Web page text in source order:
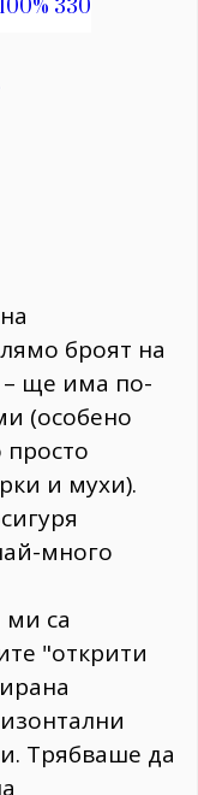
броят на
– ще има по-
(особено
просто
и мухи).
много
са
"открити
Трябваше да